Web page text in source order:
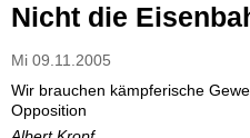
Nicht die
Mi 09.11.2005
Wir brauchen kämpferische
Opposition